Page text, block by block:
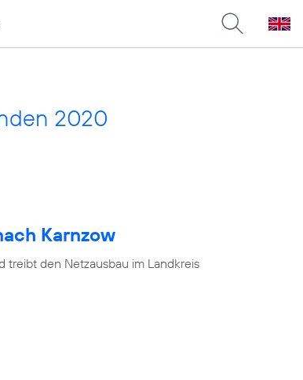
2020
Karnzow
treibt den Netzausbau im Landkreis